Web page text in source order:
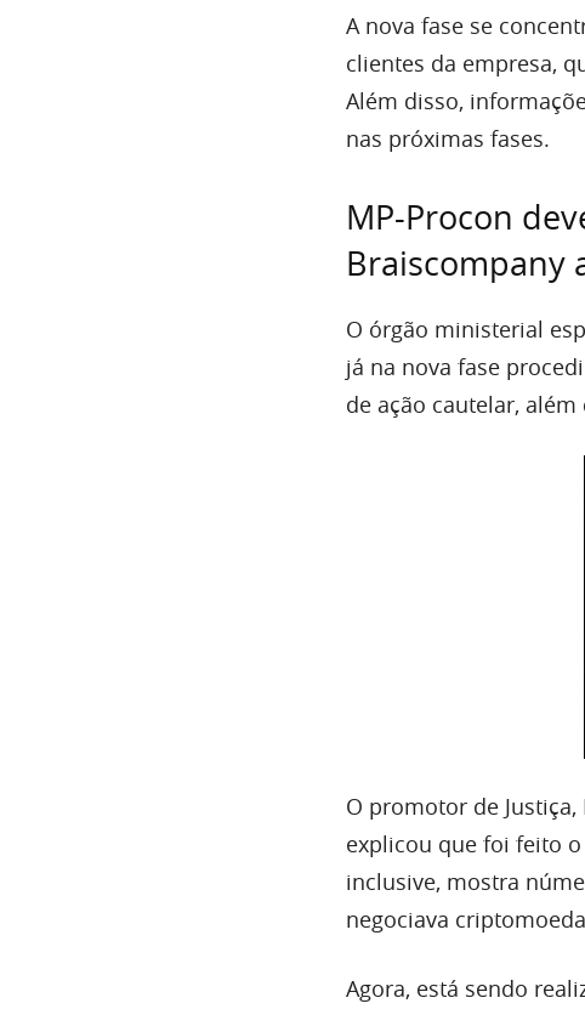
A nova fase se
clientes da empresa,
Além disso,
nas próximas fases.
MP-Procon
Braiscompany
O órgão ministerial
já na nova fase
de ação cautelar,
O promotor de
explicou que foi feito
inclusive, mostra
negociava
Agora, está sendo